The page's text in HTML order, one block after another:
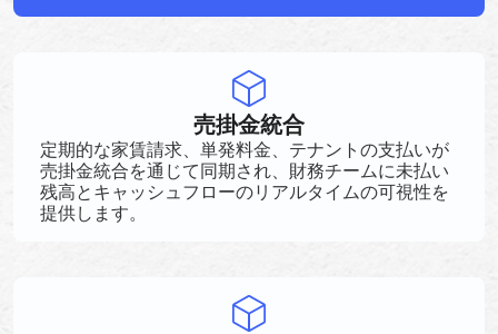
売掛金統合
定期的な家賃請求、単発料金、テナントの支払いが
売掛金統合を通じて同期され、財務チームに未払い
残高とキャッシュフローのリアルタイムの可視性を
提供します。